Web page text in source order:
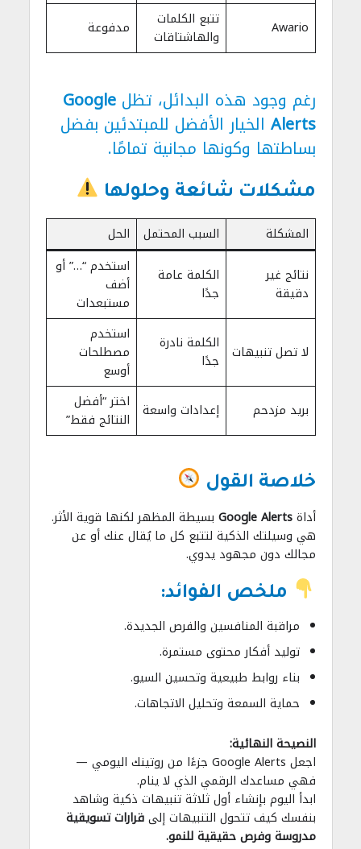
Awario
تتبع الكلمات
والهاشتاقات
مدفوعة
رغم وجود هذه البدائل، تظلGoogle
Alerts الخيار الأفضل للمبتدئين بفضل
بساطتها وكونها مجانية تمامًا.
مشكلات شائعة وحلولها
المشكلة السبب المحتمل
الحل
نتائج غير
دقيقة
الكلمة عامة
جدًا
استخدم “…” أو
أضف
مستبعدات
لا تصل تنبيهات
الكلمة نادرة
جدًا
استخدم
مصطلحات
أوسع
بريد مزدحم
إعدادات واسعة
اختر “أفضل
النتائج فقط”
خلاصة القول
أداةGoogle Alerts بسيطة المظهر لكنها قوية الأثر.
هي وسيلتك الذكية لتتبع كل ما يُقال عنك أو عن
مجالك دون مجهود يدوي.
ملخص الفوائد:
مراقبة المنافسين والفرص الجديدة.
توليد أفكار محتوى مستمرة.
بناء روابط طبيعية وتحسين السيو.
حماية السمعة وتحليل الاتجاهات.
النصيحة النهائية:
اجعل Google Alerts جزءًا من روتينك اليومي —
فهي مساعدك الرقمي الذي لا ينام.
ابدأ اليوم بإنشاء أول ثلاثة تنبيهات ذكية وشاهد
بنفسك كيف تتحول التنبيهات إلىقرارات تسويقية
مدروسة وفرص حقيقية للنمو.